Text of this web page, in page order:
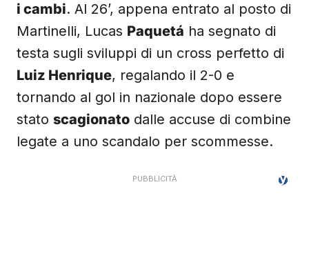
i cambi. Al 26’, appena entrato al posto di
Martinelli, Lucas Paquetá ha segnato di
testa sugli sviluppi di un cross perfetto di
Luiz Henrique, regalando il 2-0 e
tornando al gol in nazionale dopo essere
stato scagionato dalle accuse di combine
legate a uno scandalo per scommesse.